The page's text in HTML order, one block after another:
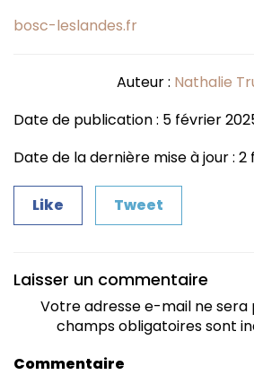
bosc-leslandes.fr
Auteur : Nathalie
Date de publication : 5 février
Date de la dernière mise à jour : 2
Like Tweet
Laisser un commentaire
Votre adresse e-mail ne sera
champs obligatoires sont
Commentaire